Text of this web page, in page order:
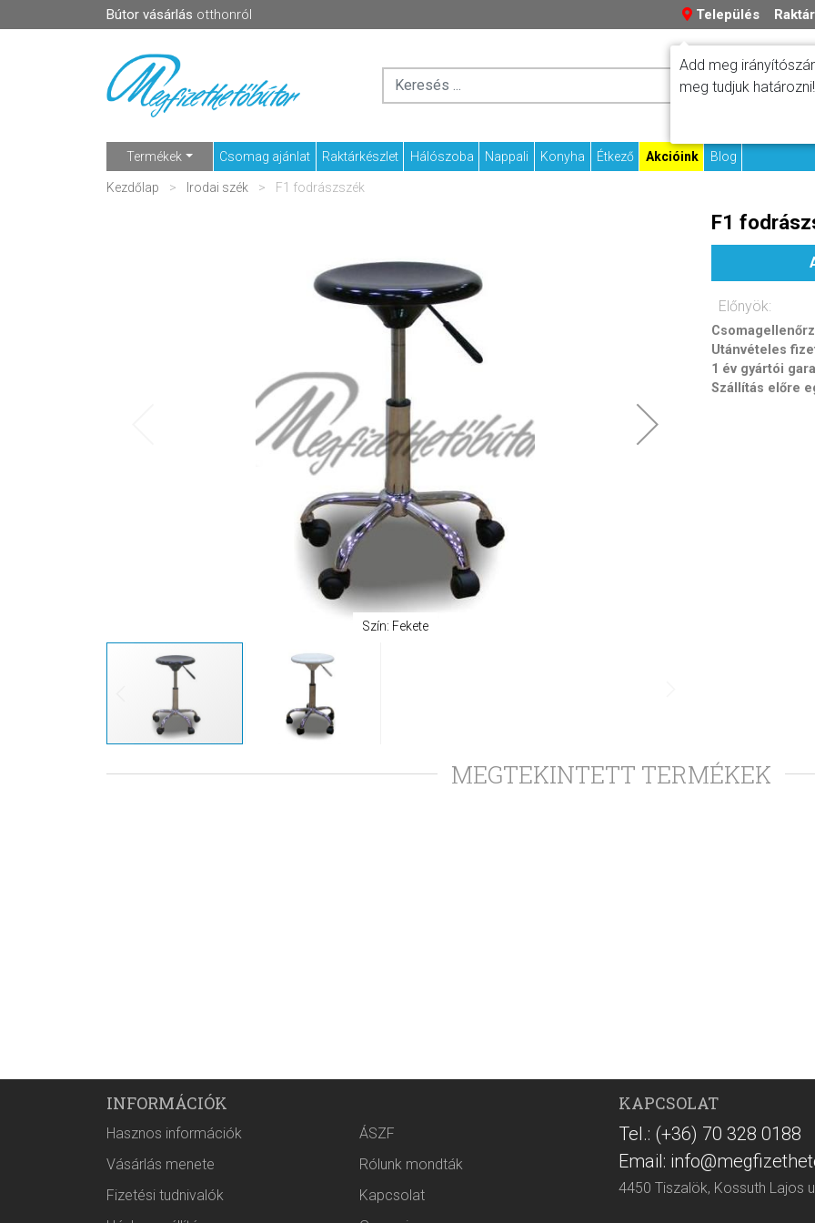
Bútor vásárlás otthonról Település
Fizetési
Termékek Csomag ajánlat Raktárkészlet Hálószoba Nappali Konyha Étkező Akcióink Blog
Kezdőlap Irodai szék F1 fodrászszék
Szín: Fekete
F1
Előnyök:
Utánvételes
1 év gyártói
Szállítás előre
MEGTEKINTETT TERMÉKEK
INFORMÁCIÓK
Hasznos információk
ÁSZF
Vásárlás menete
Rólunk mondták
Fizetési tudnivalók
Kapcsolat
KAPCSOLAT
Tel.: (+36) 70 328 0188
Email:
4450 Tiszalök, Kossuth Lajos
Add meg
meg tudjuk határozni!